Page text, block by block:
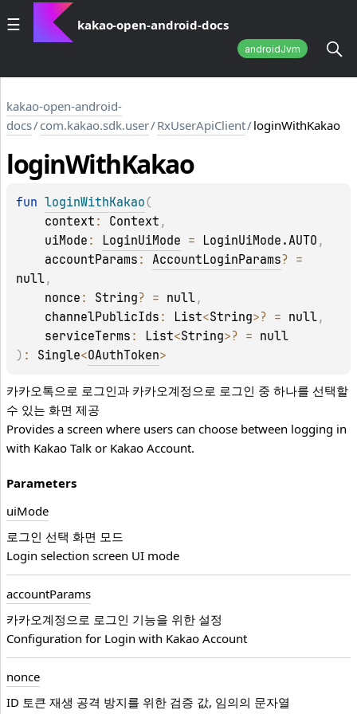
kakao-open-android-docs
androidJvm
kakao-open-android-
docs/com.kakao.sdk.user/RxUserApiClient/loginWithKakao
loginWithKakao
fun loginWithKakao (
context : Context ,
uiMode : LoginUiMode = LoginUiMode.AUTO
accountParams : AccountLoginParams?
null,
nonce : String? = null,
channelPublicIds : List<String>? = null
serviceTerms : List<String>? = null
) : Single<OAuthToken>
카카오톡으로 로그인과 카카오계정으로 로그인 중 하나를 선택할
수 있는 화면 제공
Provides a screen where users can choose between logging in
with Kakao Talk or Kakao Account.
Parameters
uiMode
로그인 선택 화면 모드
Login selection screen UI mode
accountParams
카카오계정으로 로그인 기능을 위한 설정
Configuration for Login with Kakao Account
nonce
ID 토큰 재생 공격 방지를 위한 검증 값, 임의의 문자열